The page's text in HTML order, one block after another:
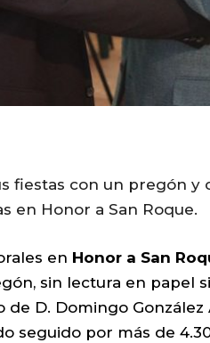
fiestas con un pregón y
en Honor a San Roque.
en Honor a San
sin lectura en papel
de D. Domingo
seguido por más de